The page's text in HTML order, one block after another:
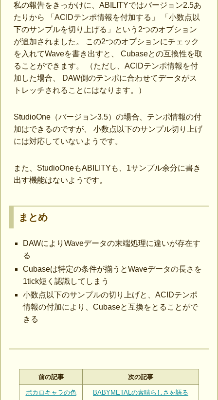
私の報告をきっかけに、ABILITYではバージョン2.5あ
たりから 「ACIDテンポ情報を付加する」 「小数点以
下のサンプルを切り上げる」という2つのオプション
が追加されました。 この2つのオプションにチェック
を入れてWaveを書き出すと、 Cubaseとの互換性を取
ることができます。 （ただし、ACIDテンポ情報を付
加した場合、 DAW側のテンポに合わせてデータがス
トレッチされることにはなります。）
StudioOne（バージョン3.5）の場合、テンポ情報の付
加はできるのですが、 小数点以下のサンプル切り上げ
には対応していないようです。
また、StudioOneもABILITYも、1サンプル余分に書き
出す機能はないようです。
まとめ
DAWによりWaveデータの末端処理に違いが存在す
る
Cubaseは特定の条件が揃うとWaveデータの長さを
1tick短く認識してしまう
小数点以下のサンプルの切り上げと、ACIDテンポ
情報の付加により、Cubaseと互換をとることがで
きる
前の記事 次の記事
ボカロキャラの色 BABYMETALの素晴らしさを語る